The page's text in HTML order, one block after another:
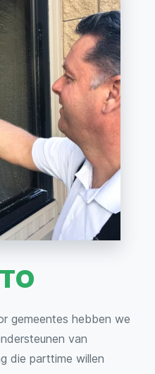
gemeentes hebben we
van
die parttime willen